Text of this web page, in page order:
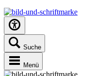
Suche
Menü